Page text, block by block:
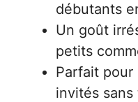
débutants
Un goût
petits
Parfait pour
invités sans